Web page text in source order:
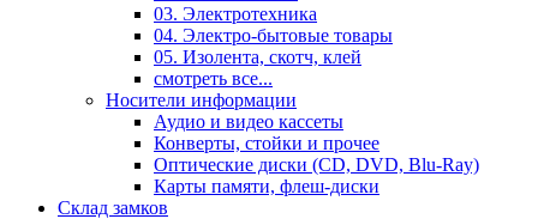
03. Электротехника
04. Электро-бытовые товары
05. Изолента, скотч, клей
смотреть все...
Носители информации
Аудио и видео кассеты
Конверты, стойки и прочее
Оптические диски (CD, DVD, Blu-Ray)
Карты памяти, флеш-диски
Склад замков